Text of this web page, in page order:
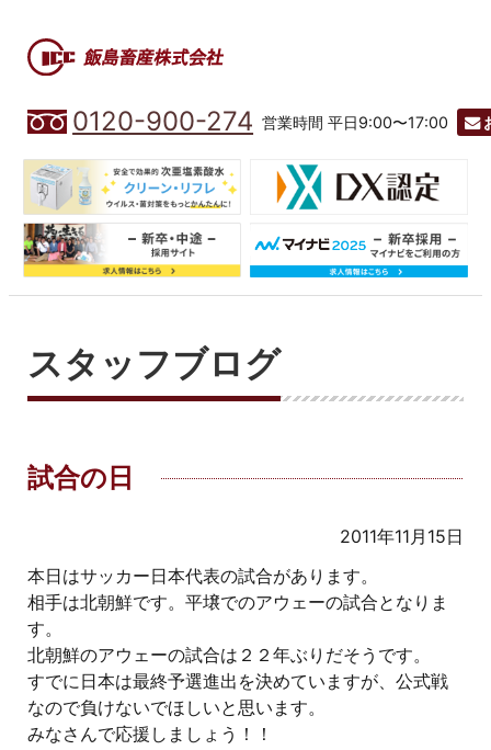
0120-900-274 営業時間 平日9:00〜17:00
スタッフブログ
試合の日
2011年11月15日
本日はサッカー日本代表の試合があります。
相手は北朝鮮です。平壌でのアウェーの試合となりま
す。
北朝鮮のアウェーの試合は２２年ぶりだそうです。
すでに日本は最終予選進出を決めていますが、公式戦
なので負けないでほしいと思います。
みなさんで応援しましょう！！